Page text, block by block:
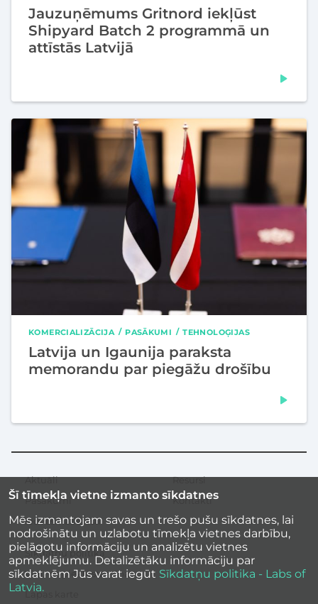
Jauzuņēmums Gritnord iekļūst
Shipyard Batch 2 programmā un
attīstās Latvijā
KOMERCIALIZĀCIJA PASĀKUMI TEHNOLOĢIJAS
Latvija un Igaunija paraksta
memorandu par piegāžu drošību
Šī tīmekļa vietne izmanto sīkdatnes
Mēs izmantojam savas un trešo pušu sīkdatnes, lai
nodrošinātu un uzlabotu tīmekļa vietnes darbību,
pielāgotu informāciju un analizētu vietnes
apmeklējumu. Detalizētāku informāciju par
sīkdatnēm Jūs varat iegūt Sīkdatņu politika - Labs of
Latvia.
Sekundārā
izvēlne
Aktuāli
Pasākumi
Iedvesmas stāsti
Resursi
Kontakti
Sīkdatņu politika
Vietnes piekļūstamība
Lapas karte